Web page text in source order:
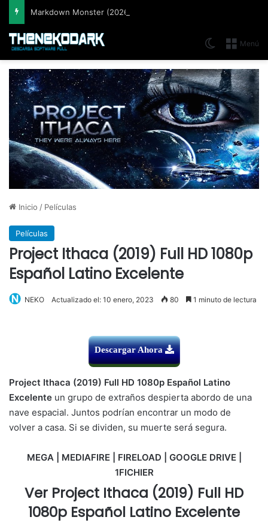
Markdown Monster (2026) Full Español [Mega]
Menú
Switch skin
Inicio / Películas
Películas
Project Ithaca (2019) Full HD 1080p
Español Latino Excelente
NEKO Actualizado el: 10 enero, 2023 80 1 minuto de lectura
Descargar Ahora
Project Ithaca (2019) Full HD 1080p Español Latino
Excelente un grupo de extraños despierta abordo de una
nave espacial. Juntos podrían encontrar un modo de
volver a casa. Si se dividen, su muerte será segura.
MEGA | MEDIAFIRE | FIRELOAD | GOOGLE DRIVE |
1FICHIER
Ver Project Ithaca (2019) Full HD
1080p Español Latino Excelente